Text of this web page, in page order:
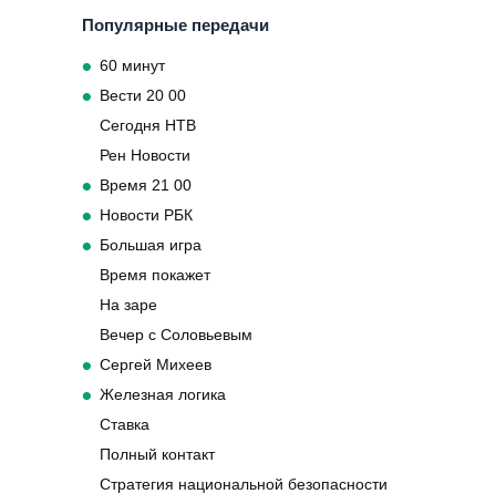
Популярные передачи
60 минут
Вести 20 00
Сегодня НТВ
Рен Новости
Время 21 00
Новости РБК
Большая игра
Время покажет
На заре
Вечер с Соловьевым
Сергей Михеев
Железная логика
Ставка
Полный контакт
Стратегия национальной безопасности